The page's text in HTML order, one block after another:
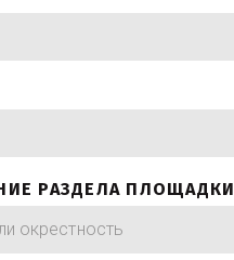
РАЗДЕЛА ПЛОЩАДКИ